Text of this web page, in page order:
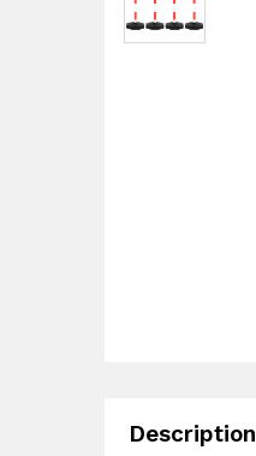
Description